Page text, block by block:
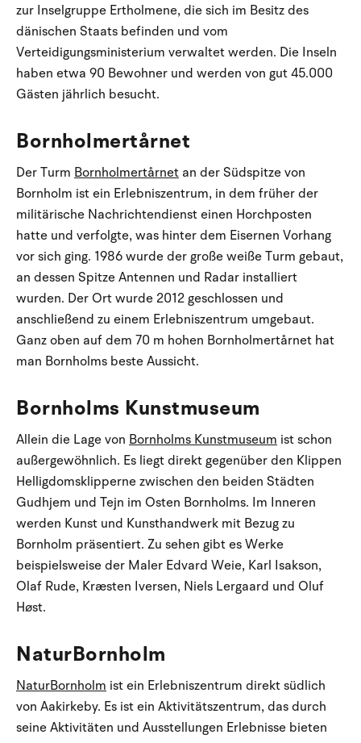
zur Inselgruppe Ertholmene, die sich im Besitz des
dänischen Staats befinden und vom
Verteidigungsministerium verwaltet werden. Die Inseln
haben etwa 90 Bewohner und werden von gut 45.000
Gästen jährlich besucht.
Bornholmertårnet
Der Turm Bornholmertårnet an der Südspitze von
Bornholm ist ein Erlebniszentrum, in dem früher der
militärische Nachrichtendienst einen Horchposten
hatte und verfolgte, was hinter dem Eisernen Vorhang
vor sich ging. 1986 wurde der große weiße Turm gebaut,
an dessen Spitze Antennen und Radar installiert
wurden. Der Ort wurde 2012 geschlossen und
anschließend zu einem Erlebniszentrum umgebaut.
Ganz oben auf dem 70 m hohen Bornholmertårnet hat
man Bornholms beste Aussicht.
Bornholms Kunstmuseum
Allein die Lage von Bornholms Kunstmuseum ist schon
außergewöhnlich. Es liegt direkt gegenüber den Klippen
Helligdomsklipperne zwischen den beiden Städten
Gudhjem und Tejn im Osten Bornholms. Im Inneren
werden Kunst und Kunsthandwerk mit Bezug zu
Bornholm präsentiert. Zu sehen gibt es Werke
beispielsweise der Maler Edvard Weie, Karl Isakson,
Olaf Rude, Kræsten Iversen, Niels Lergaard und Oluf
Høst.
NaturBornholm
NaturBornholm ist ein Erlebniszentrum direkt südlich
von Aakirkeby. Es ist ein Aktivitätszentrum, das durch
seine Aktivitäten und Ausstellungen Erlebnisse bieten